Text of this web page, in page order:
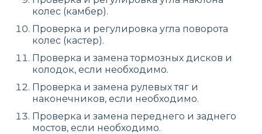
колес (камбер).
Проверка и регулировка угла поворота
колес (кастер).
Проверка и замена тормозных дисков и
колодок, если необходимо.
Проверка и замена рулевых тяг и
наконечников, если необходимо.
Проверка и замена переднего и заднего
мостов, если необходимо.